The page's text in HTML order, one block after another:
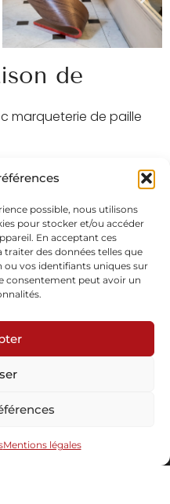
possible, nous utilisons
pour stocker et/ou accéder
En acceptant ces
des données telles que
vos identifiants uniques sur
consentement peut avoir un
Mentions légales
de
marqueterie de paille
corail
Télécharger la fiche